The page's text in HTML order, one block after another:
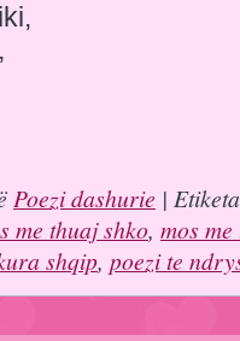
Poezi dashurie |
me thuaj shko, mos
shqip, poezi te